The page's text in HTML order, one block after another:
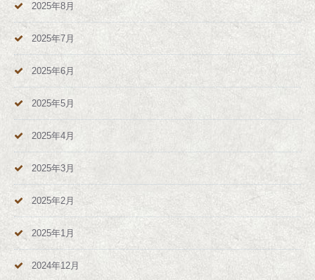
2025年8月
2025年7月
2025年6月
2025年5月
2025年4月
2025年3月
2025年2月
2025年1月
2024年12月